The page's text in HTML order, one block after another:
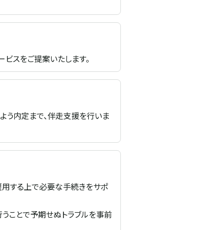
スをご提案いたします。
う内定まで、伴走支援を行いま
する上で必要な手続きをサポ
ことで予期せぬトラブルを事前